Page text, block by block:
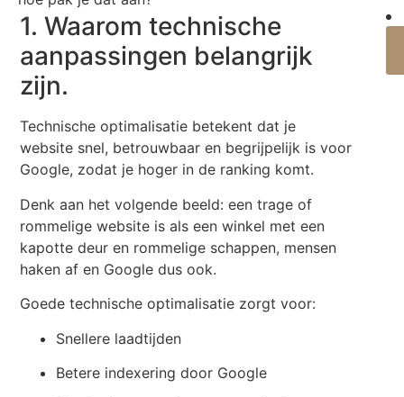
1. Waarom technische
aanpassingen belangrijk
zijn.
Technische optimalisatie betekent dat je
website snel, betrouwbaar en begrijpelijk is voor
Google, zodat je hoger in de ranking komt.
Denk aan het volgende beeld: een trage of
rommelige website is als een winkel met een
kapotte deur en rommelige schappen, mensen
haken af en Google dus ook.
Goede technische optimalisatie zorgt voor:
Snellere laadtijden
Betere indexering door Google